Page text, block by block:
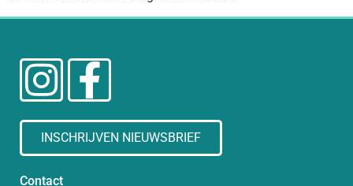
INSCHRIJVEN NIEUWSBRIEF
Contact